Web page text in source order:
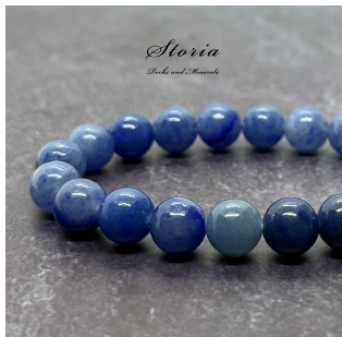
8mm ミナスジェライス産インディゴライトク
ォーツ（青水晶）ブレス【鑑別済み】
¥6,980